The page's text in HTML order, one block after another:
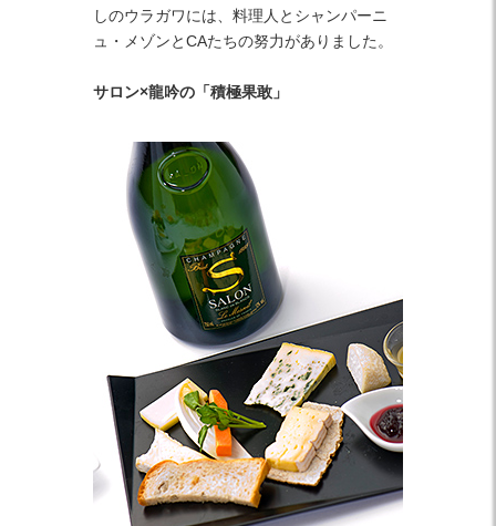
しのウラガワには、料理人とシャンパーニ
ュ・メゾンとCAたちの努力がありました。
サロン×龍吟の「積極果敢」